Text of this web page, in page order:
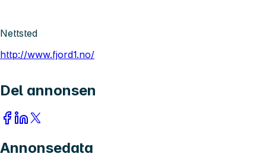
Nettsted
http://www.fjord1.no/
Del annonsen
Annonsedata